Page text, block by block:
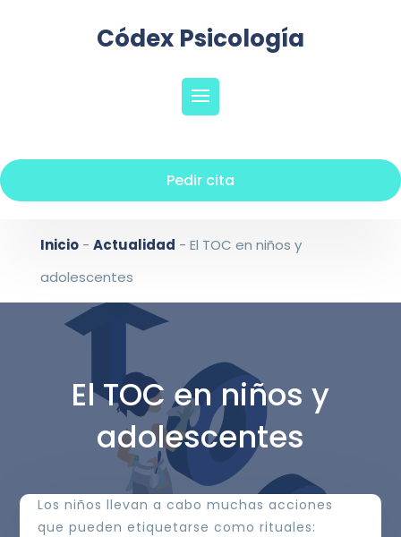
Códex Psicología
Pedir cita
Inicio- Actualidad - El TOC en niños y
adolescentes
El TOC en niños y
adolescentes
Los niños llevan a cabo muchas acciones
que pueden etiquetarse como rituales: